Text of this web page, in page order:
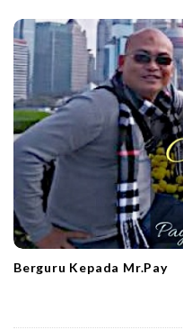
Berguru Kepada Mr.Pay